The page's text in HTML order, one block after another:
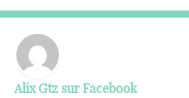
Alix Gtz sur Facebook